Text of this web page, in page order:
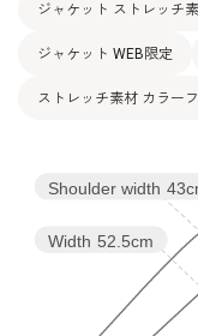
ジャケット ストレッチ
ジャケット WEB限定
ストレッチ素材 カラー
Width 52.5cm
Shoulder width